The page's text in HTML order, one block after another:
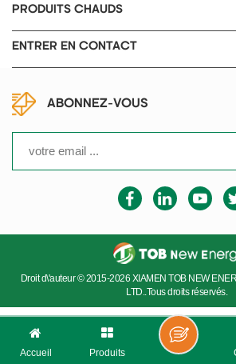
PRODUITS CHAUDS
ENTRER EN CONTACT
ABONNEZ-VOUS
Droit d\'auteur © 2015-2026 XIAMEN TOB NEW
LTD..Tous droits réservés.
Accueil Produits